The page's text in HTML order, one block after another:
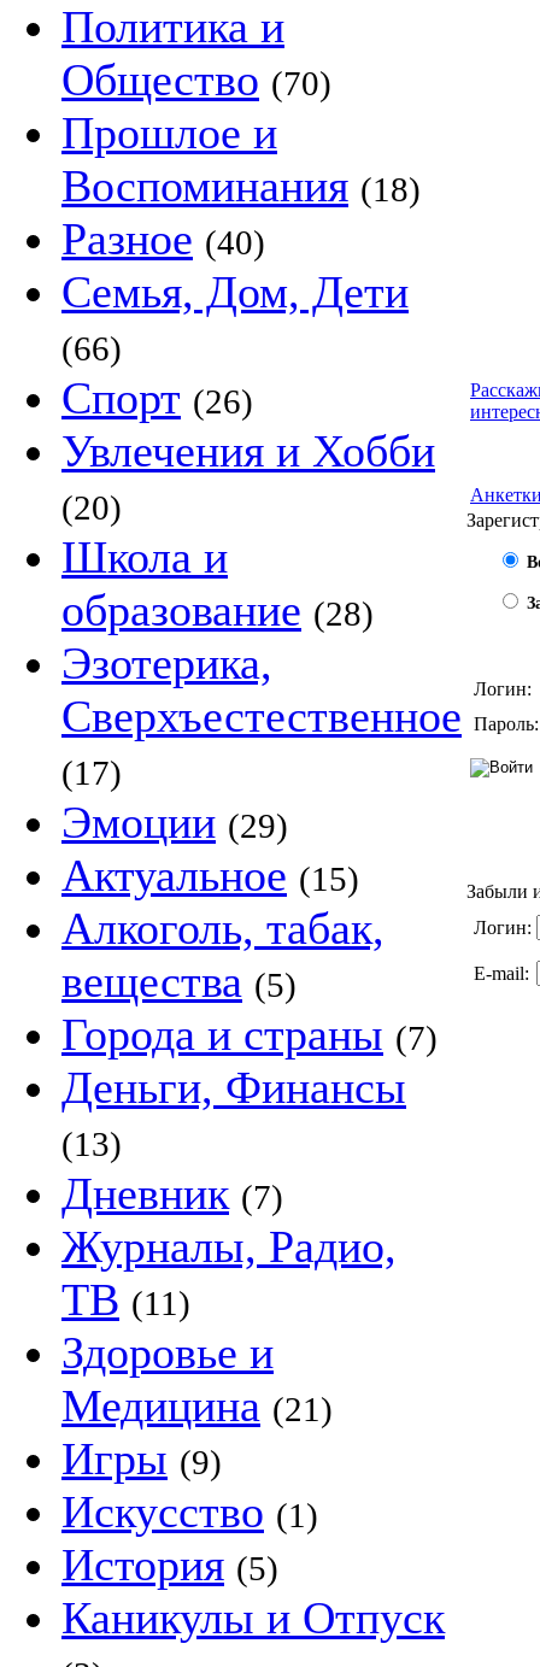
Политика и
Общество (70)
Прошлое и
Воспоминания (18)
Разное (40)
Семья, Дом, Дети
(66)
Спорт (26)
Увлечения и Хобби
(20)
Школа и
образование (28)
Эзотерика,
Сверхъестественное
(17)
Эмоции (29)
Актуальное (15)
Алкоголь, табак,
вещества (5)
Города и страны (7)
Деньги, Финансы
(13)
Дневник (7)
Журналы, Радио,
ТВ (11)
Здоровье и
Медицина (21)
Игры (9)
Искусство (1)
История (5)
Каникулы и Отпуск
Логин:
Пароль:
Забыли
Логин:
E-mail: